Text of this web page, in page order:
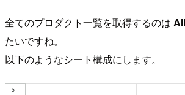
全てのプロダクト一覧を取得するのは
たいですね。
以下のようなシート構成にします。